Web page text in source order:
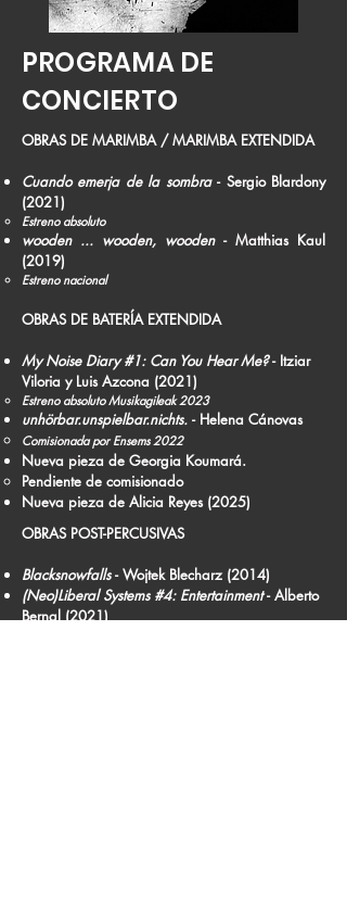
PROGRAMA DE
CONCIERTO
OBRAS DE MARIMBA / MARIMBA EXTENDIDA
Cuando emerja de la sombra- Sergio Blardony
(2021)
Estreno absoluto
wooden ... wooden, wooden- Matthias Kaul
(2019)
Estreno nacional​
OBRAS DE BATERÍA EXTENDIDA
My Noise Diary #1: Can You Hear Me?- Itziar
Viloria y Luis Azcona (2021)​​
Estreno absoluto Musikagileak 2023
unhörbar.unspielbar.nichts. - Helena Cánovas
Comisionada por Ensems 2022
Nueva pieza de Georgia Koumará.
Pendiente de comisionado
Nueva pieza de Alicia Reyes(2025)​
OBRAS POST-PERCUSIVAS
Blacksnowfalls- Wojtek Blecharz (2014)
(Neo)Liberal Systems #4: Entertainment- Alberto
Bernal (2021)